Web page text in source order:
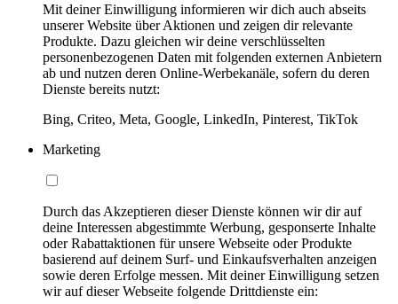
Mit deiner Einwilligung informieren wir dich auch abseits
unserer Website über Aktionen und zeigen dir relevante
Produkte. Dazu gleichen wir deine verschlüsselten
personenbezogenen Daten mit folgenden externen Anbietern
ab und nutzen deren Online-Werbekanäle, sofern du deren
Dienste bereits nutzt:
Bing, Criteo, Meta, Google, LinkedIn, Pinterest, TikTok
Marketing
Durch das Akzeptieren dieser Dienste können wir dir auf
deine Interessen abgestimmte Werbung, gesponserte Inhalte
oder Rabattaktionen für unsere Webseite oder Produkte
basierend auf deinem Surf- und Einkaufsverhalten anzeigen
sowie deren Erfolge messen. Mit deiner Einwilligung setzen
wir auf dieser Webseite folgende Drittdienste ein: